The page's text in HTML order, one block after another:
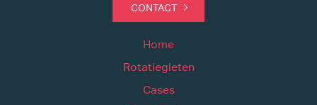
CONTACT
Home
Rotatiegieten
Cases